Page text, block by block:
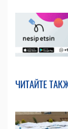
ЧИТАЙТЕ